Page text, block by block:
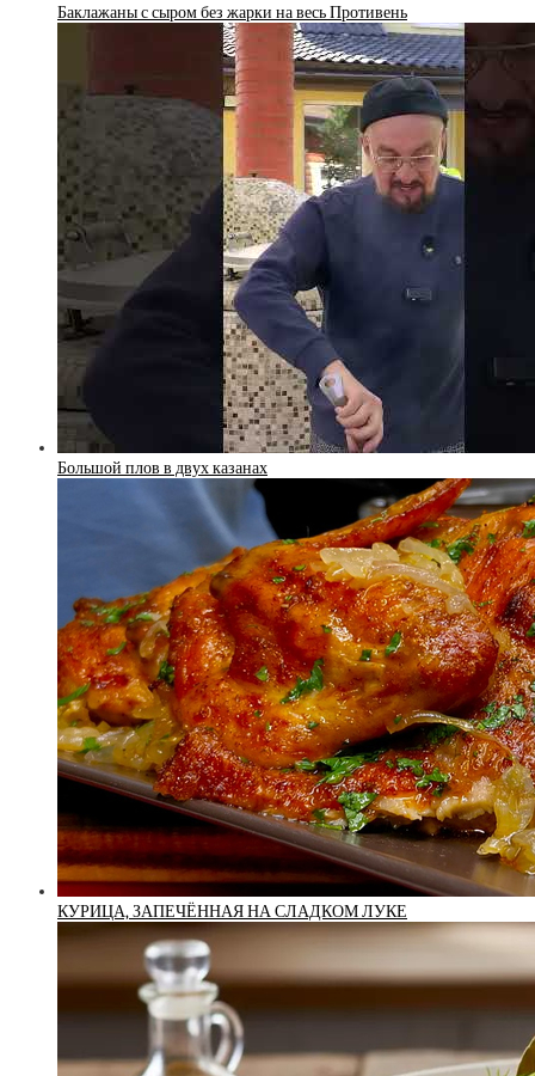
Баклажаны с сыром без жарки на весь Противень
Большой плов в двух казанах
КУРИЦА, ЗАПЕЧЁННАЯ НА СЛАДКОМ ЛУКЕ